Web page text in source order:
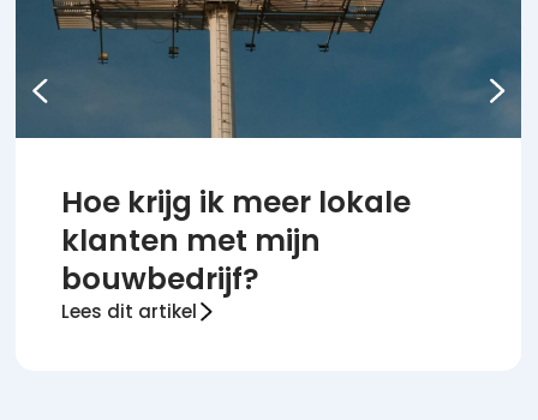
Hoe krijg ik meer lokale
klanten met mijn
bouwbedrijf?
Lees dit artikel